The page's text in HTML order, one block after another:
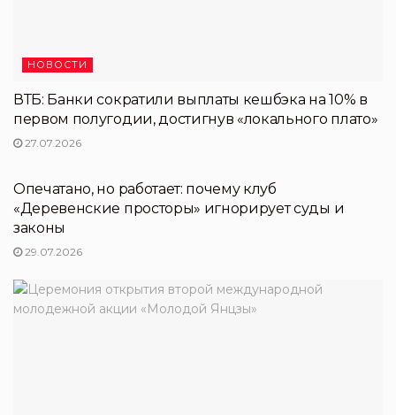
НОВОСТИ
ВТБ: Банки сократили выплаты кешбэка на 10% в
первом полугодии, достигнув «локального плато»
27.07.2026
Опечатано, но работает: почему клуб
«Деревенские просторы» игнорирует суды и
законы
29.07.2026